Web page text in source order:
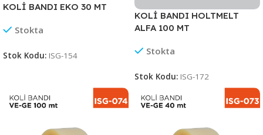
KOLİ BANDI EKO 30 MT
Stokta
Stok Kodu: ISG-154
KOLİ BANDI HOLTMELT
ALFA 100 MT
Stokta
Stok Kodu: ISG-172